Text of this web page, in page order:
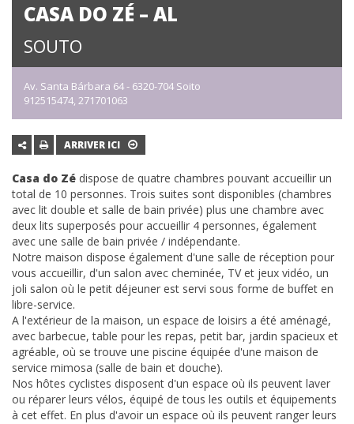
CASA DO ZÉ – AL
SOUTO
Av. Santa Bárbara 64 - 6320-704 Soito
912515474, 271701063
ARRIVER ICI
Casa do Zé dispose de quatre chambres pouvant accueillir un
total de 10 personnes. Trois suites sont disponibles (chambres
avec lit double et salle de bain privée) plus une chambre avec
deux lits superposés pour accueillir 4 personnes, également
avec une salle de bain privée / indépendante.
Notre maison dispose également d'une salle de réception pour
vous accueillir, d'un salon avec cheminée, TV et jeux vidéo, un
joli salon où le petit déjeuner est servi sous forme de buffet en
libre-service.
A l'extérieur de la maison, un espace de loisirs a été aménagé,
avec barbecue, table pour les repas, petit bar, jardin spacieux et
agréable, où se trouve une piscine équipée d'une maison de
service mimosa (salle de bain et douche).
Nos hôtes cyclistes disposent d'un espace où ils peuvent laver
ou réparer leurs vélos, équipé de tous les outils et équipements
à cet effet. En plus d'avoir un espace où ils peuvent ranger leurs